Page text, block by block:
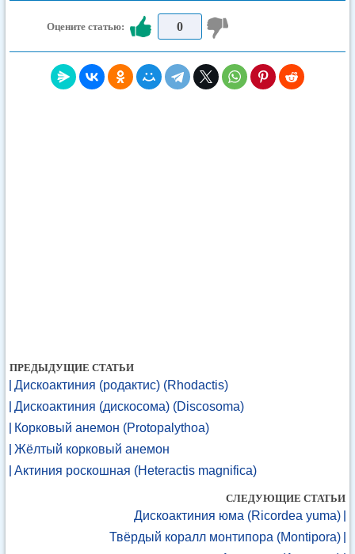
Оцените статью: 0
ПРЕДЫДУЩИЕ СТАТЬИ
Дискоактиния (родактис) (Rhodactis)
Дискоактиния (дискосома) (Discosoma)
Корковый анемон (Protopalythoa)
Жёлтый корковый анемон
Актиния роскошная (Heteractis magnifica)
СЛЕДУЮЩИЕ СТАТЬИ
Дискоактиния юма (Ricordea yuma)
Твёрдый коралл монтипора (Montipora)